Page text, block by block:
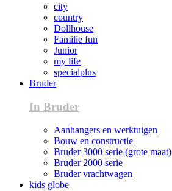
city
country
Dollhouse
Familie fun
Junior
my life
specialplus
Bruder
In Bruder
Aanhangers en werktuigen
Bouw en constructie
Bruder 3000 serie (grote maat)
Bruder 2000 serie
Bruder vrachtwagen
kids globe